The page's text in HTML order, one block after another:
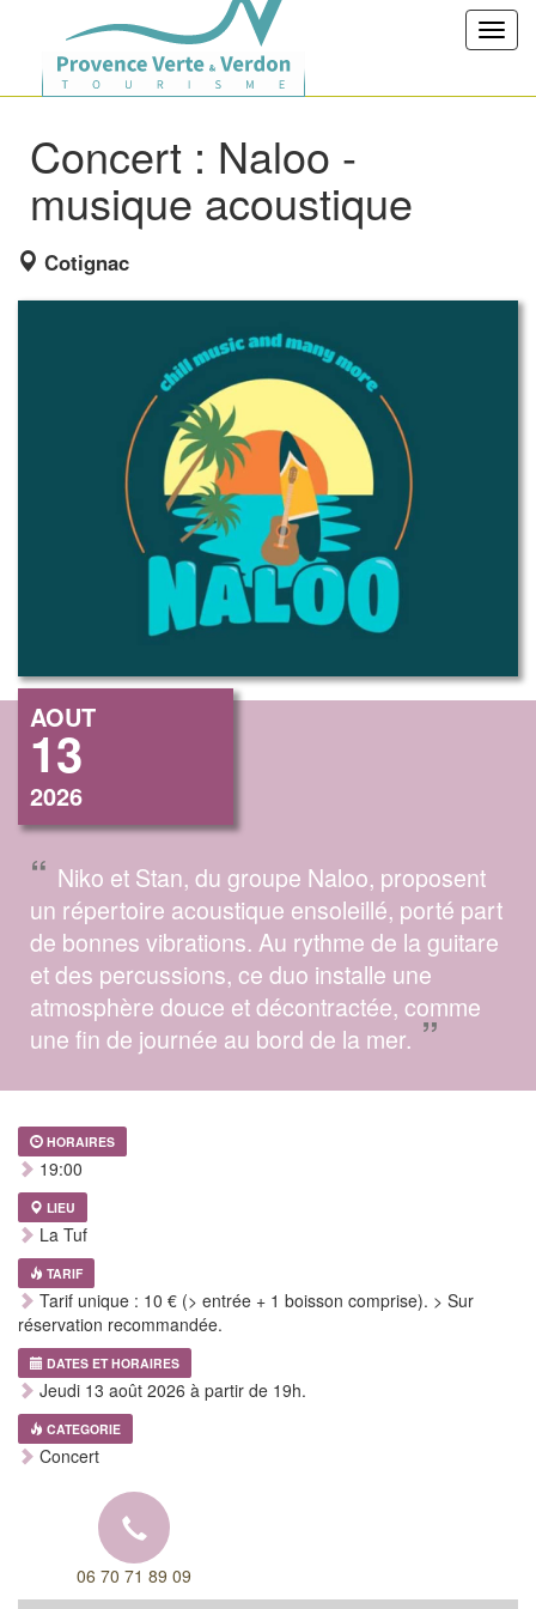
Concert : Naloo -
musique acoustique
Cotignac
AOUT
13
2026
“ Niko et Stan, du groupe Naloo, proposent
un répertoire acoustique ensoleillé, porté part
de bonnes vibrations. Au rythme de la guitare
et des percussions, ce duo installe une
atmosphère douce et décontractée, comme
une fin de journée au bord de la mer.”
HORAIRES
19:00
LIEU
La Tuf
TARIF
Tarif unique : 10 € (> entrée + 1 boisson comprise). > Sur
réservation recommandée.
DATES ET HORAIRES
Jeudi 13 août 2026 à partir de 19h.
CATEGORIE
Concert
06 70 71 89 09